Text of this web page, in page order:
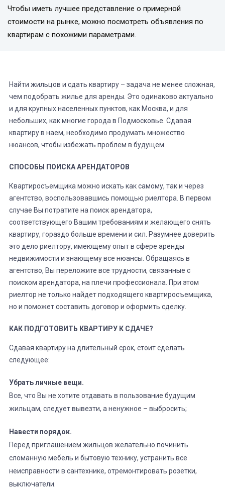
Чтобы иметь лучшее представление о примерной
стоимости на рынке, можно посмотреть объявления по
квартирам с похожими параметрами.
Найти жильцов и сдать квартиру – задача не менее сложная,
чем подобрать жилье для аренды. Это одинаково актуально
и для крупных населенных пунктов, как Москва, и для
небольших, как многие города в Подмосковье. Сдавая
квартиру в наем, необходимо продумать множество
нюансов, чтобы избежать проблем в будущем.
СПОСОБЫ ПОИСКА АРЕНДАТОРОВ
Квартиросъемщика можно искать как самому, так и через
агентство, воспользовавшись помощью риелтора. В первом
случае Вы потратите на поиск арендатора,
соответствующего Вашим требованиям и желающего снять
квартиру, гораздо больше времени и сил. Разумнее доверить
это дело риелтору, имеющему опыт в сфере аренды
недвижимости и знающему все нюансы. Обращаясь в
агентство, Вы переложите все трудности, связанные с
поиском арендатора, на плечи профессионала. При этом
риелтор не только найдет подходящего квартиросъемщика,
но и поможет составить договор и оформить сделку.
КАК ПОДГОТОВИТЬ КВАРТИРУ К СДАЧЕ?
Сдавая квартиру на длительный срок, стоит сделать
следующее:
Убрать личные вещи.
Все, что Вы не хотите отдавать в пользование будущим
жильцам, следует вывезти, а ненужное – выбросить;
Навести порядок.
Перед приглашением жильцов желательно починить
сломанную мебель и бытовую технику, устранить все
неисправности в сантехнике, отремонтировать розетки,
выключатели.